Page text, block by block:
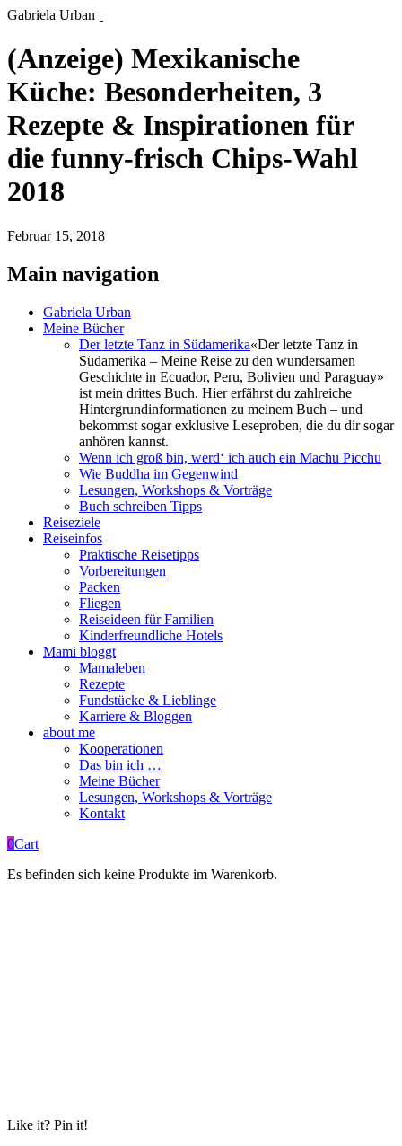
Gabriela Urban
(Anzeige) Mexikanische
Küche: Besonderheiten, 3
Rezepte & Inspirationen für
die funny-frisch Chips-Wahl
2018
Februar 15, 2018
Main navigation
Gabriela Urban
Meine Bücher
Der letzte Tanz in Südamerika«Der letzte Tanz in
Südamerika – Meine Reise zu den wundersamen
Geschichte in Ecuador, Peru, Bolivien und Paraguay»
ist mein drittes Buch. Hier erfährst du zahlreiche
Hintergrundinformationen zu meinem Buch – und
bekommst sogar exklusive Leseproben, die du dir sogar
anhören kannst.
Wenn ich groß bin, werd‘ ich auch ein Machu Picchu
Wie Buddha im Gegenwind
Lesungen, Workshops & Vorträge
Buch schreiben Tipps
Reiseziele
Reiseinfos
Praktische Reisetipps
Vorbereitungen
Packen
Fliegen
Reiseideen für Familien
Kinderfreundliche Hotels
Mami bloggt
Mamaleben
Rezepte
Fundstücke & Lieblinge
Karriere & Bloggen
about me
Kooperationen
Das bin ich …
Meine Bücher
Lesungen, Workshops & Vorträge
Kontakt
0Cart
Es befinden sich keine Produkte im Warenkorb.
Like it? Pin it!